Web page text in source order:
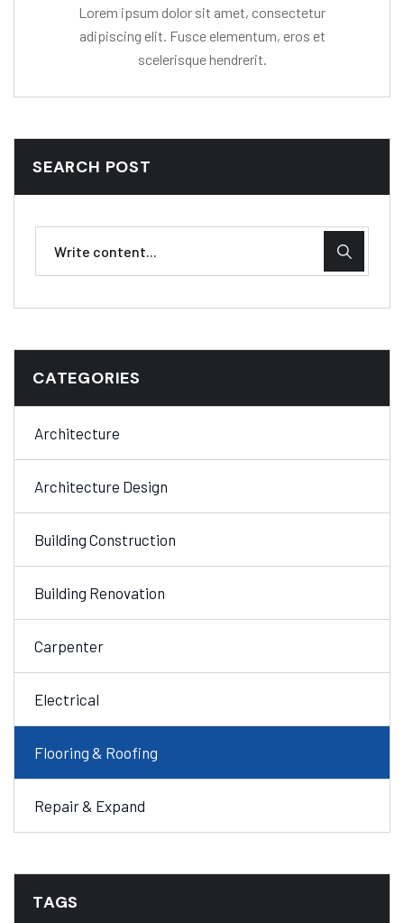
Lorem ipsum dolor sit amet, consectetur
adipiscing elit. Fusce elementum, eros et
scelerisque hendrerit.
SEARCH POST
CATEGORIES
Architecture
Architecture Design
Building Construction
Building Renovation
Carpenter
Electrical
Flooring & Roofing
Repair & Expand
TAGS